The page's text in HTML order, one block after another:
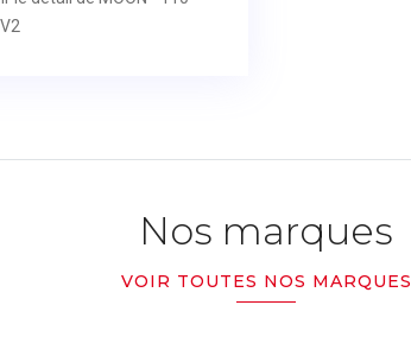
Nos marques
VOIR TOUTES NOS MARQUES